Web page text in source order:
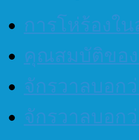
การโห่ร้องใ
คุณสมบัติขอ
จักรวาลบอก
จักรวาลบอก